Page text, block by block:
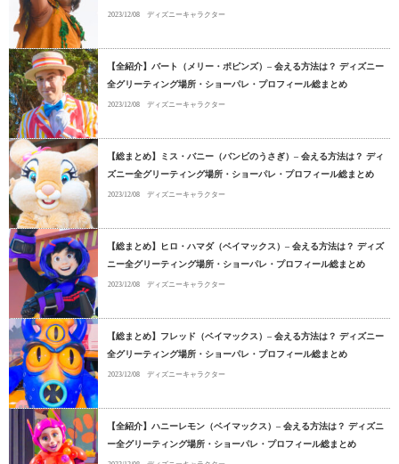
2023/12/08 ディズニーキャラクター
【全紹介】バート（メリー・ポピンズ）– 会える方法は？ ディズニー
全グリーティング場所・ショーパレ・プロフィール総まとめ
2023/12/08 ディズニーキャラクター
【総まとめ】ミス・バニー（バンビのうさぎ）– 会える方法は？ ディ
ズニー全グリーティング場所・ショーパレ・プロフィール総まとめ
2023/12/08 ディズニーキャラクター
【総まとめ】ヒロ・ハマダ（ベイマックス）– 会える方法は？ ディズ
ニー全グリーティング場所・ショーパレ・プロフィール総まとめ
2023/12/08 ディズニーキャラクター
【総まとめ】フレッド（ベイマックス）– 会える方法は？ ディズニー
全グリーティング場所・ショーパレ・プロフィール総まとめ
2023/12/08 ディズニーキャラクター
【全紹介】ハニーレモン（ベイマックス）– 会える方法は？ ディズニ
ー全グリーティング場所・ショーパレ・プロフィール総まとめ